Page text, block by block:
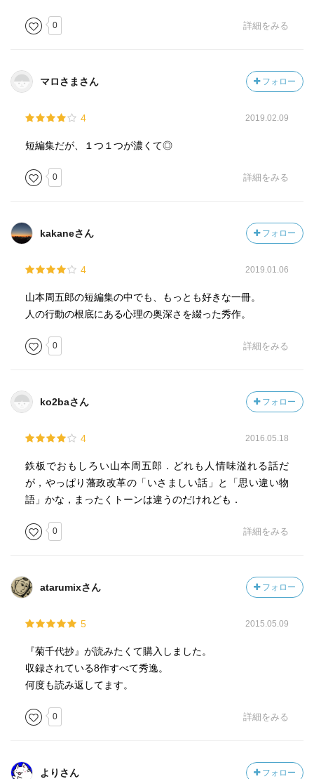
0 詳細をみる
マロさまさん フォロー
4 2019.02.09
短編集だが、１つ１つが濃くて◎
0 詳細をみる
kakaneさん フォロー
4 2019.01.06
山本周五郎の短編集の中でも、もっとも好きな一冊。
人の行動の根底にある心理の奥深さを綴った秀作。
0 詳細をみる
ko2baさん フォロー
4 2016.05.18
鉄板でおもしろい山本周五郎．どれも人情味溢れる話だ
が，やっぱり藩政改革の「いさましい話」と「思い違い物
語」かな，まったくトーンは違うのだけれども．
0 詳細をみる
atarumixさん フォロー
5 2015.05.09
『菊千代抄』が読みたくて購入しました。
収録されている8作すべて秀逸。
何度も読み返してます。
0 詳細をみる
よりさん フォロー